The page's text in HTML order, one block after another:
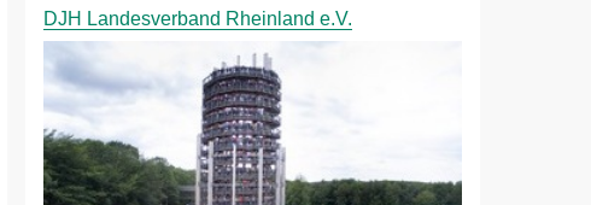
DJH Landesverband Rheinland e.V.